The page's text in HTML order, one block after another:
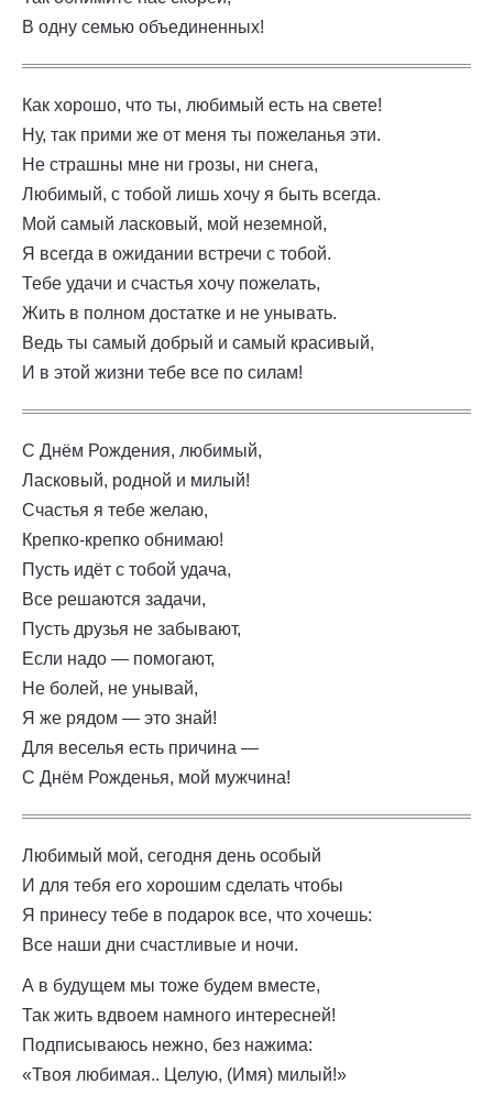
В одну семью объединенных!
Как хорошо, что ты, любимый есть на свете!
Ну, так прими же от меня ты пожеланья эти.
Не страшны мне ни грозы, ни снега,
Любимый, с тобой лишь хочу я быть всегда.
Мой самый ласковый, мой неземной,
Я всегда в ожидании встречи с тобой.
Тебе удачи и счастья хочу пожелать,
Жить в полном достатке и не унывать.
Ведь ты самый добрый и самый красивый,
И в этой жизни тебе все по силам!
С Днём Рождения, любимый,
Ласковый, родной и милый!
Счастья я тебе желаю,
Крепко-крепко обнимаю!
Пусть идёт с тобой удача,
Все решаются задачи,
Пусть друзья не забывают,
Если надо — помогают,
Не болей, не унывай,
Я же рядом — это знай!
Для веселья есть причина —
С Днём Рожденья, мой мужчина!
Любимый мой, сегодня день особый
И для тебя его хорошим сделать чтобы
Я принесу тебе в подарок все, что хочешь:
Все наши дни счастливые и ночи.
А в будущем мы тоже будем вместе,
Так жить вдвоем намного интересней!
Подписываюсь нежно, без нажима:
«Твоя любимая.. Целую, (Имя) милый!»